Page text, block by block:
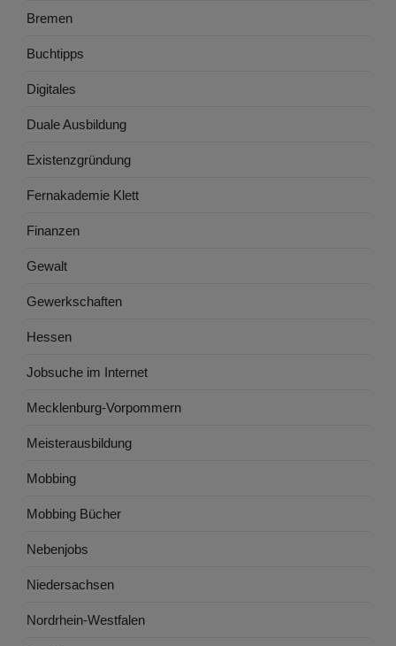
Bremen
Buchtipps
Digitales
Duale Ausbildung
Existenzgründung
Fernakademie Klett
Finanzen
Gewalt
Gewerkschaften
Hessen
Jobsuche im Internet
Mecklenburg-Vorpommern
Meisterausbildung
Mobbing
Mobbing Bücher
Nebenjobs
Niedersachsen
Nordrhein-Westfalen